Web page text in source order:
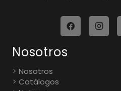
Nosotros
Nosotros
Catálogos